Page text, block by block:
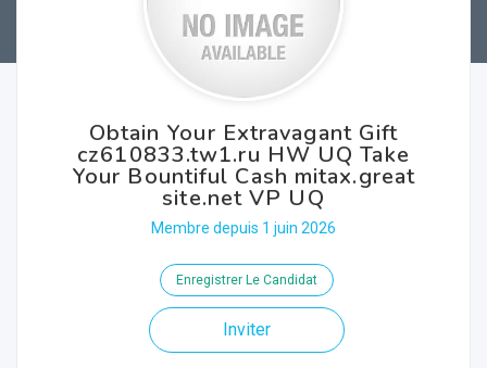
Obtain Your Extravagant Gift
cz610833.tw1.ru HW UQ Take
Your Bountiful Cash mitax.great
site.net VP UQ
Membre depuis 1 juin 2026
Enregistrer Le Candidat
Inviter